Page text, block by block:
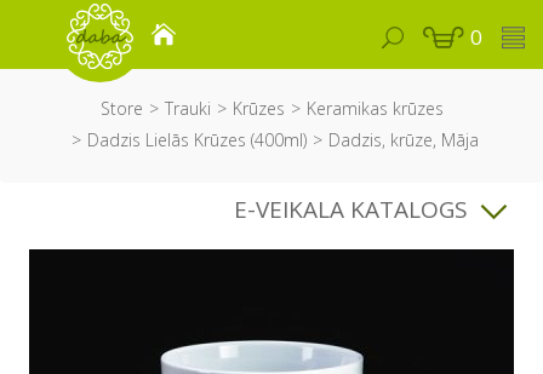
0
Store Trauki Krūzes
Keramikas krūzes
Dadzis Lielās Krūzes (400ml)
Dadzis, krūze, Māja
E-VEIKALA KATALOGS